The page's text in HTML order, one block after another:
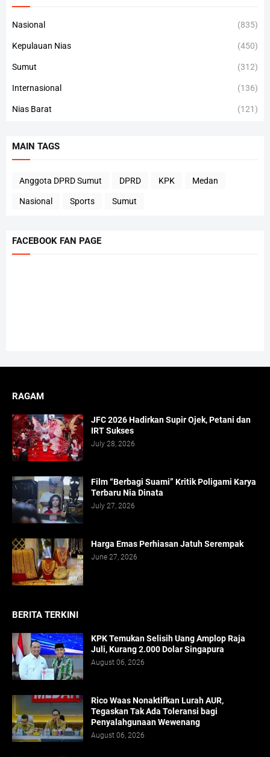
Nasional (835)
Kepulauan Nias (450)
Sumut (312)
Internasional (136)
Nias Barat (121)
MAIN TAGS
Anggota DPRD Sumut DPRD KPK Medan
Nasional Sports Sumut
FACEBOOK FAN PAGE
RAGAM
JFC 2026 Hadirkan Supir Ojek, Petani dan
IRT Sukses
July 28, 2026
Film “Berbagi Suami” Kritik Poligami Karya
Terbaru Nia Dinata
July 27, 2026
Harga Emas Perhiasan Jatuh Serempak
June 27, 2026
BERITA TERKINI
KPK Temukan Selisih Uang Amplop Raja
Juli, Kurang 2.000 Dolar Singapura
August 06, 2026
Rico Waas Nonaktifkan Lurah AUR,
Tegaskan Tak Ada Toleransi bagi
Penyalahgunaan Wewenang
August 06, 2026